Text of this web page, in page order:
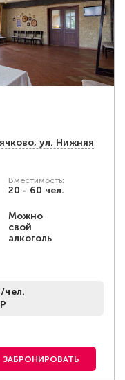
ул. Нижняя
Вместимость:
20 - 60 чел.
Можно
свой
алкоголь
чел.
ЗАБРОНИРОВАТЬ